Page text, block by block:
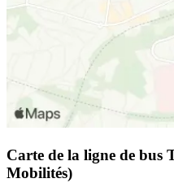
Carte de la ligne de bus
Mobilités)